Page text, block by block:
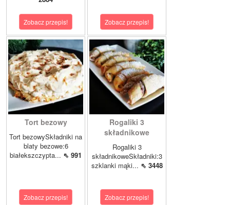
Zobacz przepis! Zobacz przepis!
Tort bezowy
Tort bezowySkładniki na
blaty bezowe:6
białekszczypta... ⇖ 991
Zobacz przepis!
Rogaliki 3
składnikowe
Rogaliki 3
składnikoweSkładniki:3
szklanki mąki... ⇖ 3448
Zobacz przepis!